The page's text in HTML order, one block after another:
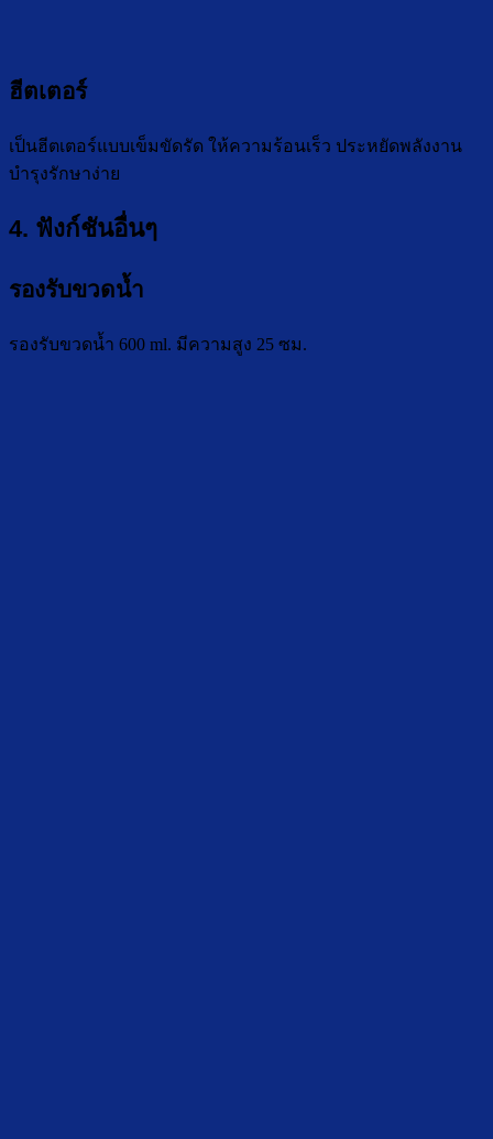
ฮีตเตอร์
เป็นฮีตเตอร์แบบเข็มขัดรัด ให้ความร้อนเร็ว ประหยัดพลังงาน
บำรุงรักษาง่าย
4. ฟังก์ชันอื่นๆ
รองรับขวดน้ำ
รองรับขวดน้ำ 600 ml. มีความสูง 25 ซม.